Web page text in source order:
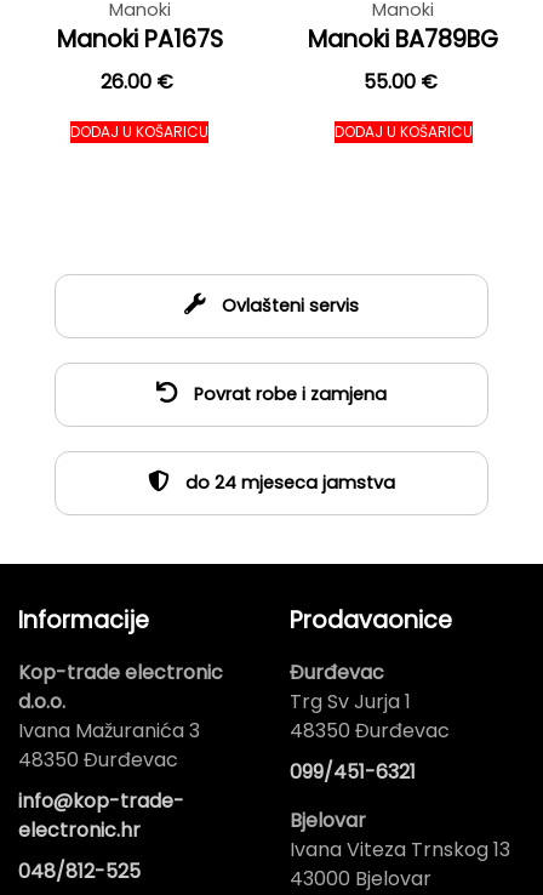
Manoki
Manoki PA167S
26.00 €
DODAJ U KOŠARICU
Manoki
Manoki BA789BG
55.00 €
DODAJ U KOŠARICU
Ovlašteni servis
Povrat robe i zamjena
do 24 mjeseca jamstva
Informacije
Kop-trade electronic
d.o.o.
Ivana Mažuranića 3
48350 Đurđevac
info@kop-trade-
electronic.hr
048/812-525
Prodavaonice
Đurđevac
Trg Sv Jurja 1
48350 Đurđevac
099/451-6321
Bjelovar
Ivana Viteza Trnskog 13
43000 Bjelovar